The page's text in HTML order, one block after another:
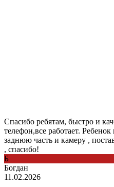
Спасибо ребятам, быстро и
телефон,все работает.
заднюю часть и камеру ,
, спасибо!
Б
Богдан
11.02.2026